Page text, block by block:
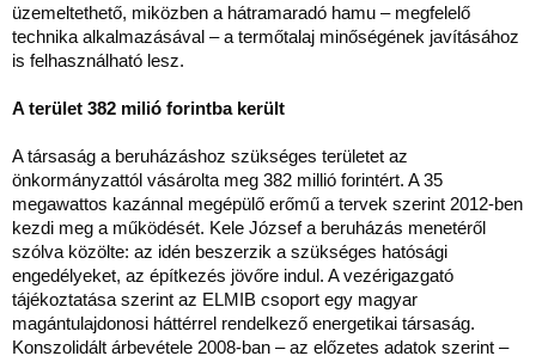
üzemeltethető, miközben a hátramaradó hamu – megfelelő
technika alkalmazásával – a termőtalaj minőségének javításához
is felhasználható lesz.
A terület 382 milió forintba került
A társaság a beruházáshoz szükséges területet az
önkormányzattól vásárolta meg 382 millió forintért. A 35
megawattos kazánnal megépülő erőmű a tervek szerint 2012-ben
kezdi meg a működését. Kele József a beruházás menetéről
szólva közölte: az idén beszerzik a szükséges hatósági
engedélyeket, az építkezés jövőre indul. A vezérigazgató
tájékoztatása szerint az ELMIB csoport egy magyar
magántulajdonosi háttérrel rendelkező energetikai társaság.
Konszolidált árbevétele 2008-ban – az előzetes adatok szerint –